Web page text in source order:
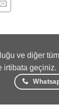
ve diğer tüm
irtibata geçiniz.